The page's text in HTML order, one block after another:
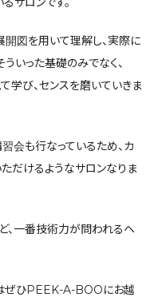
開図を用いて理解し、実際に
いった基礎のみでなく、
学び、センスを磨いていきま
会も行なっているため、カ
だけるようなサロンなりま
、一番技術力が問われるヘ
ぜひPEEK-A-BOOにお越